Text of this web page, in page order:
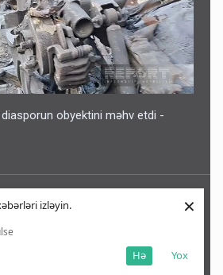
izləyin.
Yox
Hə
×
diasporun obyektini məhv etdi -